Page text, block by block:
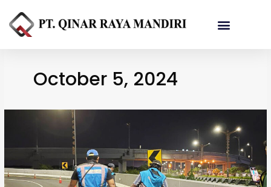
October 5, 2024